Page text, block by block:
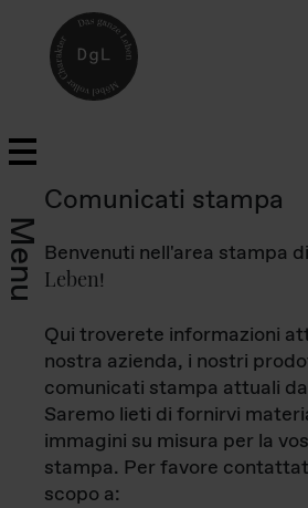
Menu
Comunicati stampa
Benvenuti nell'area stampa di
Leben!
Qui troverete informazioni
nostra azienda, i nostri
comunicati stampa attuali
Saremo lieti di fornirvi
immagini su misura per la
stampa. Per favore
scopo a: